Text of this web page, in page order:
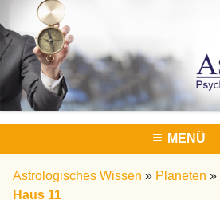
MENÜ
Astrologisches Wissen » Planeten »
Haus 11